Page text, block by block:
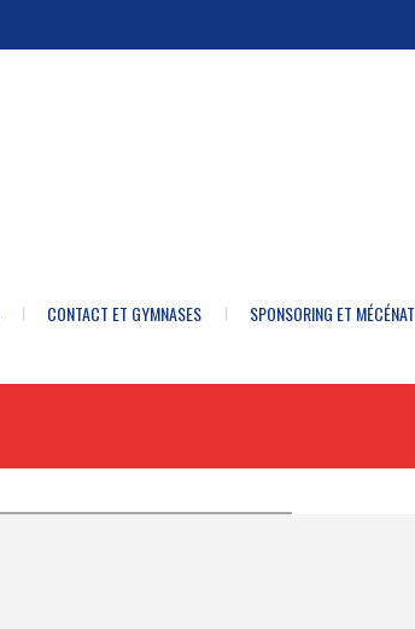
CONTACT ET GYMNASES SPONSORING ET MÉCÉNAT